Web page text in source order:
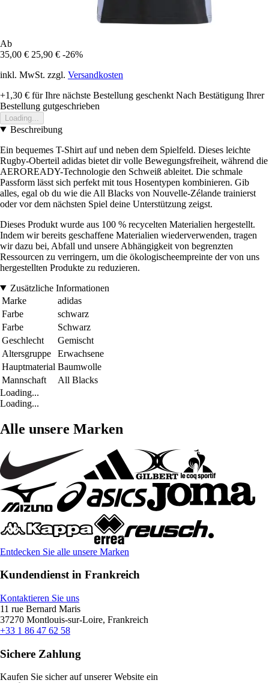
Ab
35,00 € 25,90 € -26%
inkl. MwSt. zzgl. Versandkosten
+1,30 € für Ihre nächste Bestellung geschenkt Nach Bestätigung Ihrer
Bestellung gutgeschrieben
Loading...
Beschreibung
Ein bequemes T-Shirt auf und neben dem Spielfeld. Dieses leichte
Rugby-Oberteil adidas bietet dir volle Bewegungsfreiheit, während die
AEROREADY-Technologie den Schweiß ableitet. Die schmale
Passform lässt sich perfekt mit tous Hosentypen kombinieren. Gib
alles, egal ob du wie die All Blacks von Nouvelle-Zélande trainierst
oder vor dem nächsten Spiel deine Unterstützung zeigst.
Dieses Produkt wurde aus 100 % recycelten Materialien hergestellt.
Indem wir bereits geschaffene Materialien wiederverwenden, tragen
wir dazu bei, Abfall und unsere Abhängigkeit von begrenzten
Ressourcen zu verringern, um die ökologischeempreinte der von uns
hergestellten Produkte zu reduzieren.
Zusätzliche Informationen
Marke
adidas
Farbe
schwarz
Farbe
Schwarz
Geschlecht
Gemischt
Altersgruppe
Erwachsene
Hauptmaterial Baumwolle
Mannschaft
All Blacks
Loading...
Loading...
Alle unsere Marken
Entdecken Sie alle unsere Marken
Kundendienst in Frankreich
Kontaktieren Sie uns
11 rue Bernard Maris
37270 Montlouis-sur-Loire, Frankreich
+33 1 86 47 62 58
Sichere Zahlung
Kaufen Sie sicher auf unserer Website ein